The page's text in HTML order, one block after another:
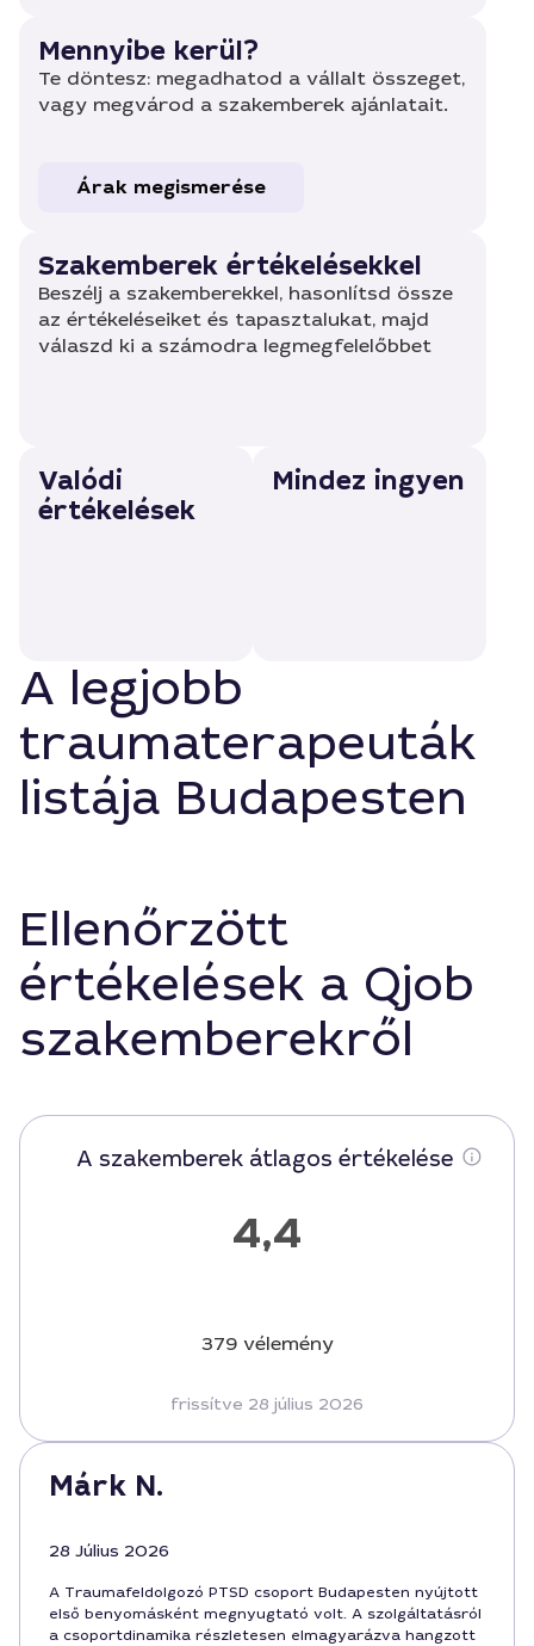
Mennyibe kerül?
Te döntesz: megadhatod a vállalt összeget,
vagy megvárod a szakemberek ajánlatait.
Árak megismerése
Szakemberek értékelésekkel
Beszélj a szakemberekkel, hasonlítsd össze
az értékeléseiket és tapasztalukat, majd
válaszd ki a számodra legmegfelelőbbet
Valódi
értékelések
Mindez ingyen
A legjobb
traumaterapeuták
listája Budapesten
Ellenőrzött
értékelések a Qjob
szakemberekről
A szakemberek átlagos értékelése
4,4
379 vélemény
frissítve 28 július 2026
Márk N.
28 Július 2026
A Traumafeldolgozó PTSD csoport Budapesten nyújtott
első benyomásként megnyugtató volt. A szolgáltatásról
a csoportdinamika részletesen elmagyarázva hangzott